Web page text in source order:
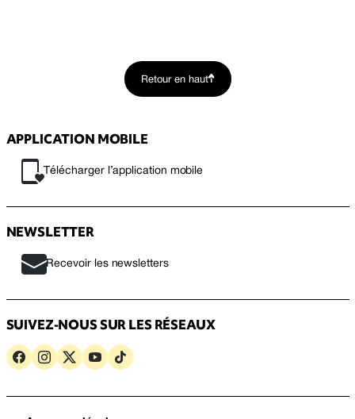
Retour en haut
APPLICATION MOBILE
Télécharger l’application mobile
NEWSLETTER
Recevoir les newsletters
SUIVEZ-NOUS SUR LES RÉSEAUX